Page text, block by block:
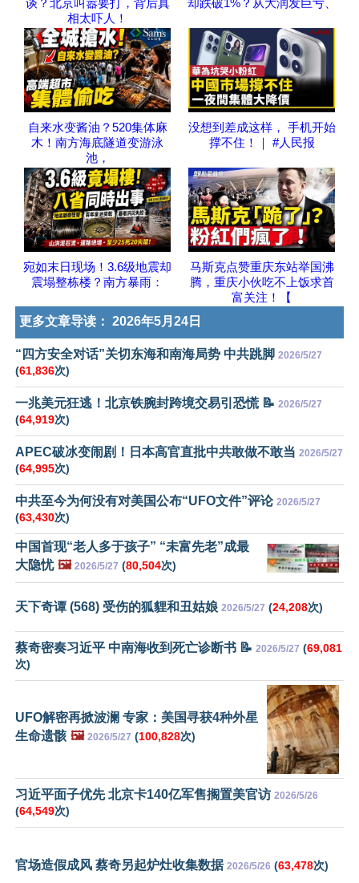
谈？北京叫嚣要打，背后真
相太吓人！
却跌破1%？从大润发巨亏、
自来水变酱油？520集体麻
木！南方海底隧道变游泳
池，
没想到差成这样， 手机开始
撑不住！｜ #人民报
宛如末日现场！3.6级地震却
震塌整栋楼？南方暴雨：
马斯克点赞重庆东站举国沸
腾，重庆小伙吃不上饭求首
富关注！【
更多文章导读： 2026年5月24日
“四方安全对话”关切东海和南海局势 中共跳脚 2026/5/27
(61,836次)
一兆美元狂逃！北京铁腕封跨境交易引恐慌 📝 2026/5/27
(64,919次)
APEC破冰变闹剧！日本高官直批中共敢做不敢当 2026/5/27
(64,995次)
中共至今为何没有对美国公布“UFO文件”评论 2026/5/27
(63,430次)
中国首现“老人多于孩子” “未富先老”成最
大隐忧 🖼️ 2026/5/27 (80,504次)
天下奇谭 (568) 受伤的狐貍和丑姑娘 2026/5/27 (24,208次)
蔡奇密奏习近平 中南海收到死亡诊断书 📝 2026/5/27 (69,081
次)
UFO解密再掀波澜 专家：美国寻获4种外星
生命遗骸 🖼️ 2026/5/27 (100,828次)
习近平面子优先 北京卡140亿军售搁置美官访 2026/5/26
(64,549次)
官场造假成风 蔡奇另起炉灶收集数据 2026/5/26 (63,478次)